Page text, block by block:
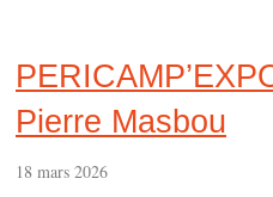
Pierre Masbou
18 mars 2026